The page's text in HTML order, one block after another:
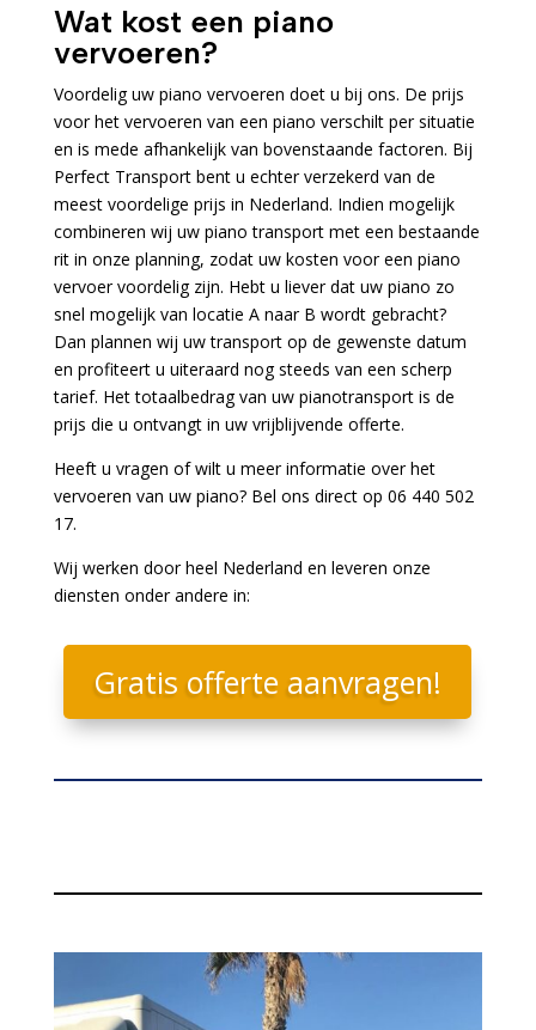
Wat kost een piano
vervoeren?
Voordelig uw piano vervoeren doet u bij ons. De prijs
voor het vervoeren van een piano verschilt per situatie
en is mede afhankelijk van bovenstaande factoren. Bij
Perfect Transport bent u echter verzekerd van de
meest voordelige prijs in Nederland. Indien mogelijk
combineren wij uw piano transport met een bestaande
rit in onze planning, zodat uw kosten voor een piano
vervoer voordelig zijn. Hebt u liever dat uw piano zo
snel mogelijk van locatie A naar B wordt gebracht?
Dan plannen wij uw transport op de gewenste datum
en profiteert u uiteraard nog steeds van een scherp
tarief. Het totaalbedrag van uw pianotransport is de
prijs die u ontvangt in uw vrijblijvende offerte.
Heeft u vragen of wilt u meer informatie over het
vervoeren van uw piano? Bel ons direct op 06 440 502
17.
Wij werken door heel Nederland en leveren onze
diensten onder andere in:
Gratis offerte aanvragen!